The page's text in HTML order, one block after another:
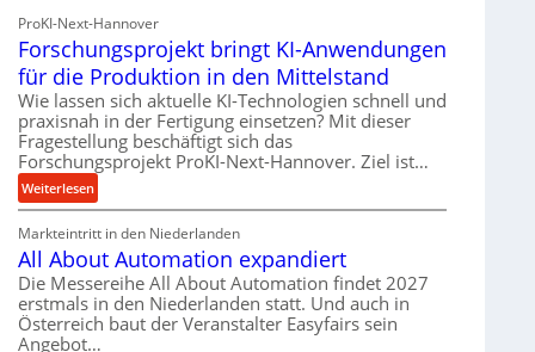
h
r
u
n
g
e
n
e
r
h
ö
h
e
n
d
e
r
i
a
l
v
e
r
s
o
r
g
u
ProKI-Next-Hannover
Forschungsprojekt bringt KI-Anwendungen
für die Produktion in den Mittelstand
Wie lassen sich aktuelle KI-Technologien schnell und
praxisnah in der Fertigung einsetzen? Mit dieser
Fragestellung beschäftigt sich das
Forschungsprojekt ProKI-Next-Hannover. Ziel ist…
Weiterlesen:
F
o
r
s
c
h
u
Markteintritt in den Niederlanden
All About Automation expandiert
Die Messereihe All About Automation findet 2027
erstmals in den Niederlanden statt. Und auch in
Österreich baut der Veranstalter Easyfairs sein
Angebot…